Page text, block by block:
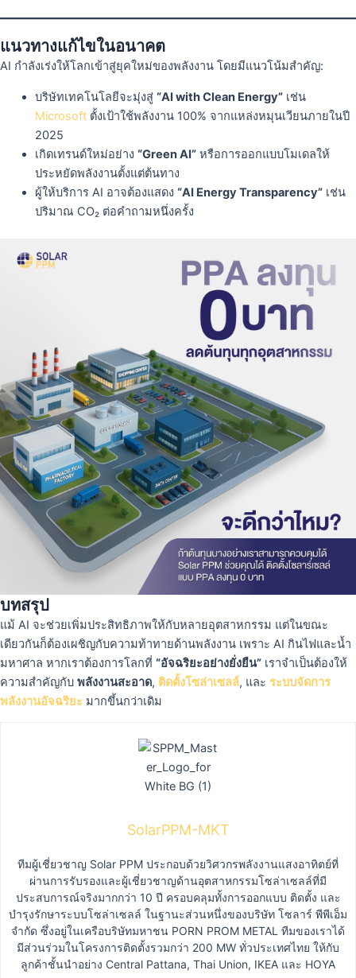
แนวทางแก้ไขในอนาคต
AI กำลังเร่งให้โลกเข้าสู่ยุคใหม่ของพลังงาน โดยมีแนวโน้มสำคัญ:
บริษัทเทคโนโลยีจะมุ่งสู่ “AI with Clean Energy”เช่น
Microsoftตั้งเป้าใช้พลังงาน 100% จากแหล่งหมุนเวียนภายในปี
2025
เกิดเทรนด์ใหม่อย่าง “Green AI”หรือการออกแบบโมเดลให้
ประหยัดพลังงานตั้งแต่ต้นทาง
ผู้ให้บริการ AI อาจต้องแสดง “AI Energy Transparency”เช่น
ปริมาณ CO₂ ต่อคำถามหนึ่งครั้ง
บทสรุป
แม้ AI จะช่วยเพิ่มประสิทธิภาพให้กับหลายอุตสาหกรรม แต่ในขณะ
เดียวกันก็ต้องเผชิญกับความท้าทายด้านพลังงาน เพราะ AI กินไฟและน้ำ
มหาศาล หากเราต้องการโลกที่ “อัจฉริยะอย่างยั่งยืน” เราจำเป็นต้องให้
ความสำคัญกับ พลังงานสะอาด, ติดตั้งโซล่าเซลล์, และ ระบบจัดการ
พลังงานอัจฉริยะ มากขึ้นกว่าเดิม
SolarPPM-MKT
ทีมผู้เชี่ยวชาญ Solar PPM ประกอบด้วยวิศวกรพลังงานแสงอาทิตย์ที่
ผ่านการรับรองและผู้เชี่ยวชาญด้านอุตสาหกรรมโซล่าเซลล์ที่มี
ประสบการณ์จริงมากกว่า 10 ปี ครอบคลุมทั้งการออกแบบ ติดตั้ง และ
บำรุงรักษาระบบโซล่าเซลล์ ในฐานะส่วนหนึ่งของบริษัท โซลาร์ พีพีเอ็ม
จำกัด ซึ่งอยู่ในเครือบริษัทมหาชน PORN PROM METAL ทีมของเราได้
มีส่วนร่วมในโครงการติดตั้งรวมกว่า 200 MW ทั่วประเทศไทย ให้กับ
ลูกค้าชั้นนำอย่าง Central Pattana, Thai Union, IKEA และ HOYA